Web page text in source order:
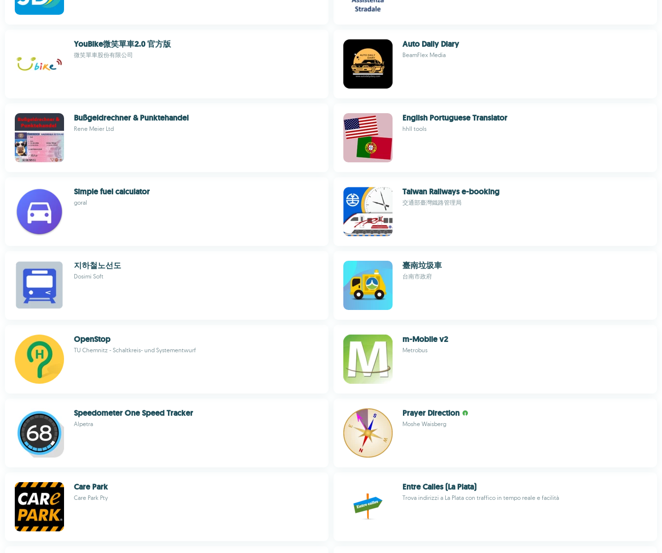
YouBike微笑單車2.0 官方版
微笑單車股份有限公司
Auto Daily Diary
BeamFlex Media
Bußgeldrechner & Punktehandel
Rene Meier Ltd
English Portuguese Translator
hhll tools
Simple fuel calculator
goral
Taiwan Railways e-booking
交通部臺灣鐵路管理局
지하철노선도
Dosimi Soft
臺南垃圾車
台南市政府
OpenStop
TU Chemnitz - Schaltkreis- und Systementwurf
m-Mobile v2
Metrobus
Speedometer One Speed Tracker
Alpetra
Prayer Direction
Moshe Waisberg
Care Park
Care Park Pty
Entre Calles (La Plata)
Trova indirizzi a La Plata con traffico in tempo reale e facilità